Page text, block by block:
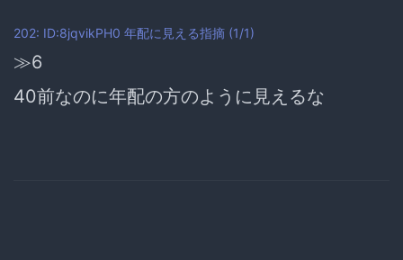
202: ID:8jqvikPH0 年配に見える指摘 (1/1)
≫6
40前なのに年配の方のように見えるな